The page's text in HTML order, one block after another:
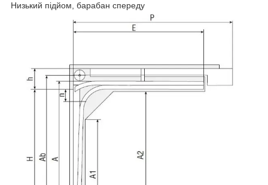
Низький підйом, барабан спереду